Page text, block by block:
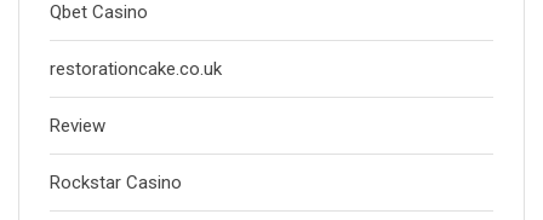
Qbet Casino
restorationcake.co.uk
Review
Rockstar Casino